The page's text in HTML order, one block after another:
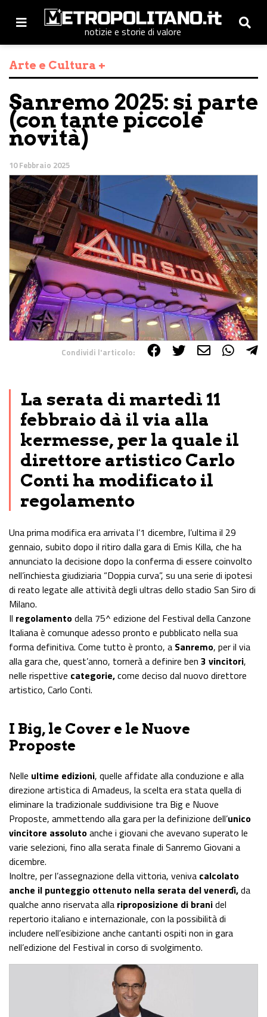
notizie e storie di valore
Arte e Cultura +
Sanremo 2025: si parte
(con tante piccole
novità)
10 Febbraio 2025
Condividi l'articolo:
La serata di martedì 11
febbraio dà il via alla
kermesse, per la quale il
direttore artistico Carlo
Conti ha modificato il
regolamento
Una prima modifica era arrivata l’1 dicembre, l’ultima il 29
gennaio, subito dopo il ritiro dalla gara di Emis Killa, che ha
annunciato la decisione dopo la conferma di essere coinvolto
nell’inchiesta giudiziaria “Doppia curva”, su una serie di ipotesi
di reato legate alle attività degli ultras dello stadio San Siro di
Milano.
Il regolamentodella 75^ edizione del Festival della Canzone
Italiana è comunque adesso pronto e pubblicato nella sua
forma definitiva. Come tutto è pronto, a Sanremo, per il via
alla gara che, quest’anno, tornerà a definire ben 3 vincitori,
nelle rispettive categorie,come deciso dal nuovo direttore
artistico, Carlo Conti.
I Big, le Cover e le Nuove
Proposte
Nelle ultime edizioni, quelle affidate alla conduzione e alla
direzione artistica di Amadeus, la scelta era stata quella di
eliminare la tradizionale suddivisione tra Big e Nuove
Proposte, ammettendo alla gara per la definizione dell’unico
vincitore assolutoanche i giovani che avevano superato le
varie selezioni, fino alla serata finale di Sanremo Giovani a
dicembre.
Inoltre, per l’assegnazione della vittoria, veniva calcolato
anche il punteggio ottenuto nella serata del venerdì,da
qualche anno riservata alla riproposizione di branidel
repertorio italiano e internazionale, con la possibilità di
includere nell’esibizione anche cantanti ospiti non in gara
nell’edizione del Festival in corso di svolgimento.